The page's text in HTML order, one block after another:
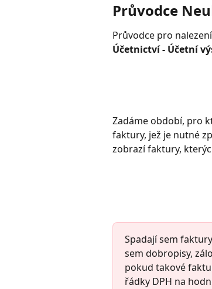
Průvodce
Průvodce pro
Účetnictví - Účetní
Zadáme období, pro
faktury, jež je nutné
zobrazí faktury,
Spadají sem
sem dobropisy,
pokud takové
řádky DPH na